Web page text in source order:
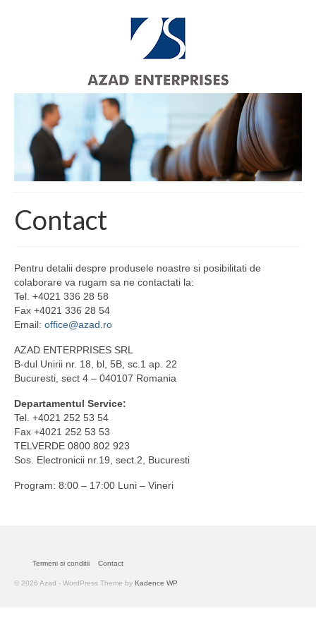
Contact
Pentru detalii despre produsele noastre si posibilitati de
colaborare va rugam sa ne contactati la:
Tel. +4021 336 28 58
Fax +4021 336 28 54
Email: office@azad.ro
AZAD ENTERPRISES SRL
B-dul Unirii nr. 18, bl, 5B, sc.1 ap. 22
Bucuresti, sect 4 – 040107 Romania
Departamentul Service:
Tel. +4021 252 53 54
Fax +4021 252 53 53
TELVERDE 0800 802 923
Sos. Electronicii nr.19, sect.2, Bucuresti
Program: 8:00 – 17:00 Luni – Vineri
Termeni si conditii Contact
© 2026 Azad - WordPress Theme by Kadence WP